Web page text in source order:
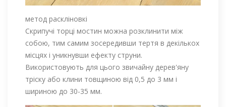
метод раскліновкі
Скрипучі торці мостин можна розклинити між
собою, тим самим зосередивши тертя в декількох
місцях і уникнувши ефекту струни.
Використовують для цього звичайну дерев'яну
тріску або клини товщиною від 0,5 до 3 мм і
шириною до 30-35 мм.